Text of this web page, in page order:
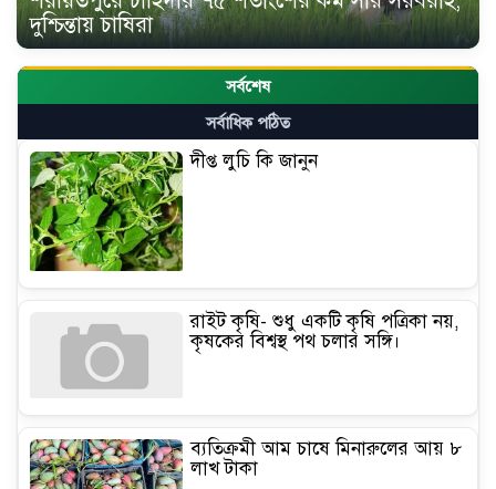
দুশ্চিন্তায় চাষিরা
সর্বশেষ
সর্বাধিক পঠিত
দীপ্ত লুচি কি জানুন
রাইট কৃষি- শুধু একটি কৃষি পত্রিকা নয়,
কৃষকের বিশ্বস্থ পথ চলার সঙ্গি।
ব্যতিক্রমী আম চাষে মিনারুলের আয় ৮
লাখ টাকা